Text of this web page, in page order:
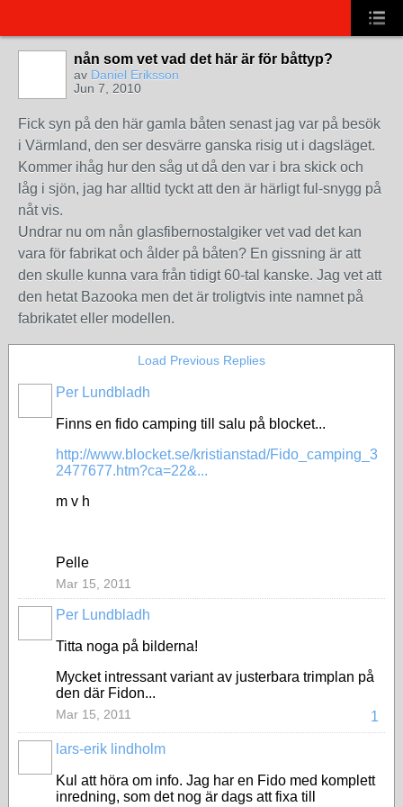
nån som vet vad det här är för båttyp?
av Daniel Eriksson
Jun 7, 2010
Fick syn på den här gamla båten senast jag var på besök
i Värmland, den ser desvärre ganska risig ut i dagsläget.
Kommer ihåg hur den såg ut då den var i bra skick och
låg i sjön, jag har alltid tyckt att den är härligt ful-snygg på
nåt vis.
Undrar nu om nån glasfibernostalgiker vet vad det kan
vara för fabrikat och ålder på båten? En gissning är att
den skulle kunna vara från tidigt 60-tal kanske. Jag vet att
den hetat Bazooka men det är troligtvis inte namnet på
fabrikatet eller modellen.
Load Previous Replies
Per Lundbladh
Finns en fido camping till salu på blocket...
http://www.blocket.se/kristianstad/Fido_camping_3
2477677.htm?ca=22&...
m v h
Pelle
Mar 15, 2011
Per Lundbladh
Titta noga på bilderna!
Mycket intressant variant av justerbara trimplan på
den där Fidon...
1
Mar 15, 2011
lars-erik lindholm
Kul att höra om info. Jag har en Fido med komplett
inredning, som det nog är dags att fixa till